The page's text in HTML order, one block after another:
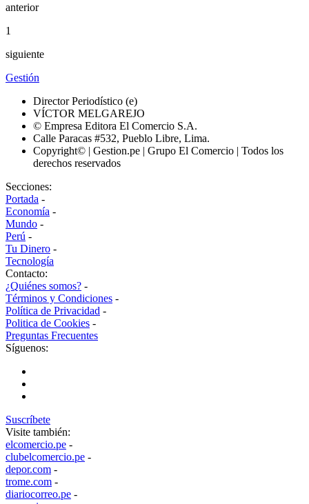
anterior
1
siguiente
Gestión
Director Periodístico (e)
VÍCTOR MELGAREJO
© Empresa Editora El Comercio S.A.
Calle Paracas #532, Pueblo Libre, Lima.
Copyright© | Gestion.pe | Grupo El Comercio | Todos los
derechos reservados
Secciones:
Portada -
Economía -
Mundo -
Perú -
Tu Dinero -
Tecnología
Contacto:
¿Quiénes somos? -
Términos y Condiciones -
Política de Privacidad -
Politica de Cookies -
Preguntas Frecuentes
Síguenos:
Suscríbete
Visite también:
elcomercio.pe -
clubelcomercio.pe -
depor.com -
trome.com -
diariocorreo.pe -